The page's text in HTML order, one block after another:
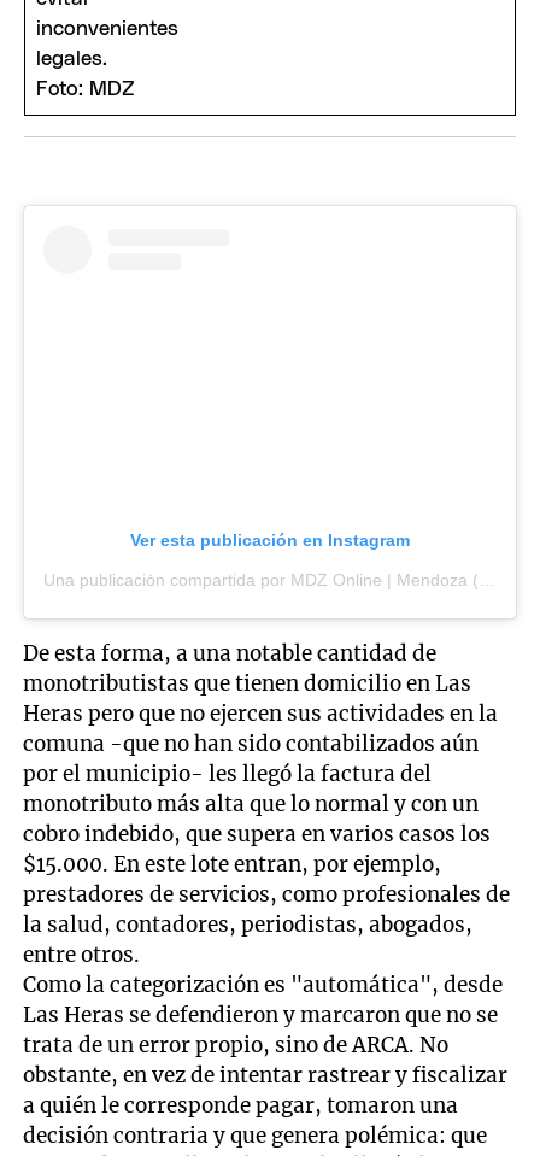
Ver esta publicación en Instagram
Una publicación compartida por MDZ Online | Mendoza (@mdzradio)
De esta forma, a una notable cantidad de
monotributistas que tienen domicilio en Las
Heras pero que no ejercen sus actividades en la
comuna -que no han sido contabilizados aún
por el municipio- les llegó la factura del
monotributo más alta que lo normal y con un
cobro indebido, que supera en varios casos los
$15.000. En este lote entran, por ejemplo,
prestadores de servicios, como profesionales de
la salud, contadores, periodistas, abogados,
entre otros.
Como la categorización es "automática", desde
Las Heras se defendieron y marcaron que no se
trata de un error propio, sino de ARCA. No
obstante, en vez de intentar rastrear y fiscalizar
a quién le corresponde pagar, tomaron una
decisión contraria y que genera polémica: que